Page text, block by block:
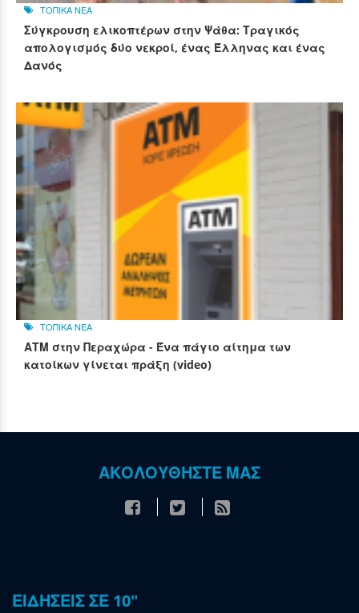
ΤΟΠΙΚΑ ΝΕΑ
Σύγκρουση ελικοπτέρων στην Ψάθα: Τραγικός
απολογισμός δύο νεκροί, ένας Έλληνας και ένας
Δανός
ΤΟΠΙΚΑ ΝΕΑ
ΑΤΜ στην Περαχώρα - Ένα πάγιο αίτημα των
κατοίκων γίνεται πράξη (video)
ΑΚΟΛΟΥΘΗΣΤΕ ΜΑΣ
ΕΙΔΗΣΕΙΣ ΣΕ 10"